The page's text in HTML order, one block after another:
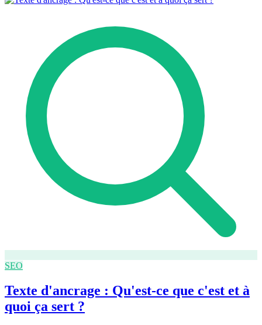
SEO
Texte d'ancrage : Qu'est-ce que c'est et à
quoi ça sert ?